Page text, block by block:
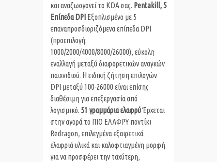
και αναζωογονεί το KDA σας. Pentakill, 5
Επίπεδα DPI Εξοπλισμένο με 5
επαναπροσδιοριζόμενα επίπεδα DPI
(προεπιλογή:
1000/2000/4000/8000/26000), εύκολη
εναλλαγή μεταξύ διαφορετικών αναγκών
παιχνιδιού. Η ειδική ζήτηση επιλογών
DPI μεταξύ 100-26000 είναι επίσης
διαθέσιμη για επεξεργασία από
λογισμικό. 51 γραμμάρια ελαφρύΈρχεται
στην αγορά το ΠΙΟ ΕΛΑΦΡΥ ποντίκι
Redragon, επιλεγμένα εξαιρετικά
ελαφριά υλικά και καλοφτιαγμένη μορφή
για να προσφέρει την ταχύτερη,